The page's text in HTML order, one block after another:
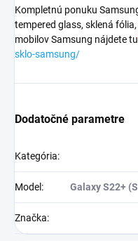
Kompletnú ponuku
tempered glass, sklená
mobilov Samsung nájdete
sklo-samsung/
Dodatočné parametre
Kategória:
Model : Galaxy S22+
Značka: